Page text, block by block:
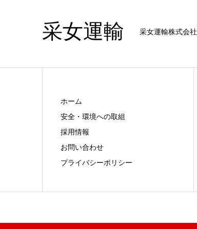
采女運輸 采女運輸株式会社
ホーム
安全・環境への取組
採用情報
お問い合わせ
プライバシーポリシー